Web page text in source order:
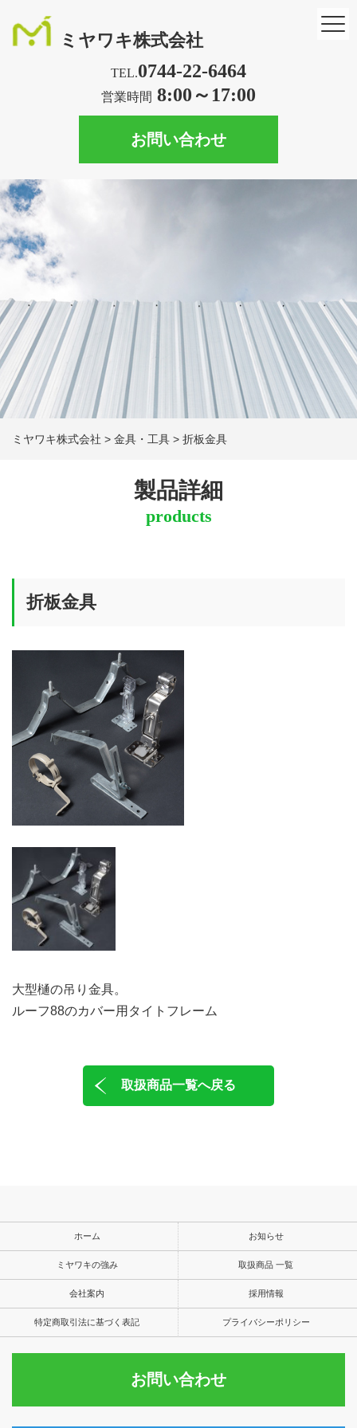
ミヤワキ株式会社
TEL.0744-22-6464
営業時間 8:00～17:00
お問い合わせ
ミヤワキ株式会社 > 金具・工具 > 折板金具
製品詳細
products
折板金具
大型樋の吊り金具。
ルーフ88のカバー用タイトフレーム
取扱商品一覧へ戻る
ホーム お知らせ
ミヤワキの強み 取扱商品 一覧
会社案内 採用情報
特定商取引法に基づく表記 プライバシーポリシー
お問い合わせ